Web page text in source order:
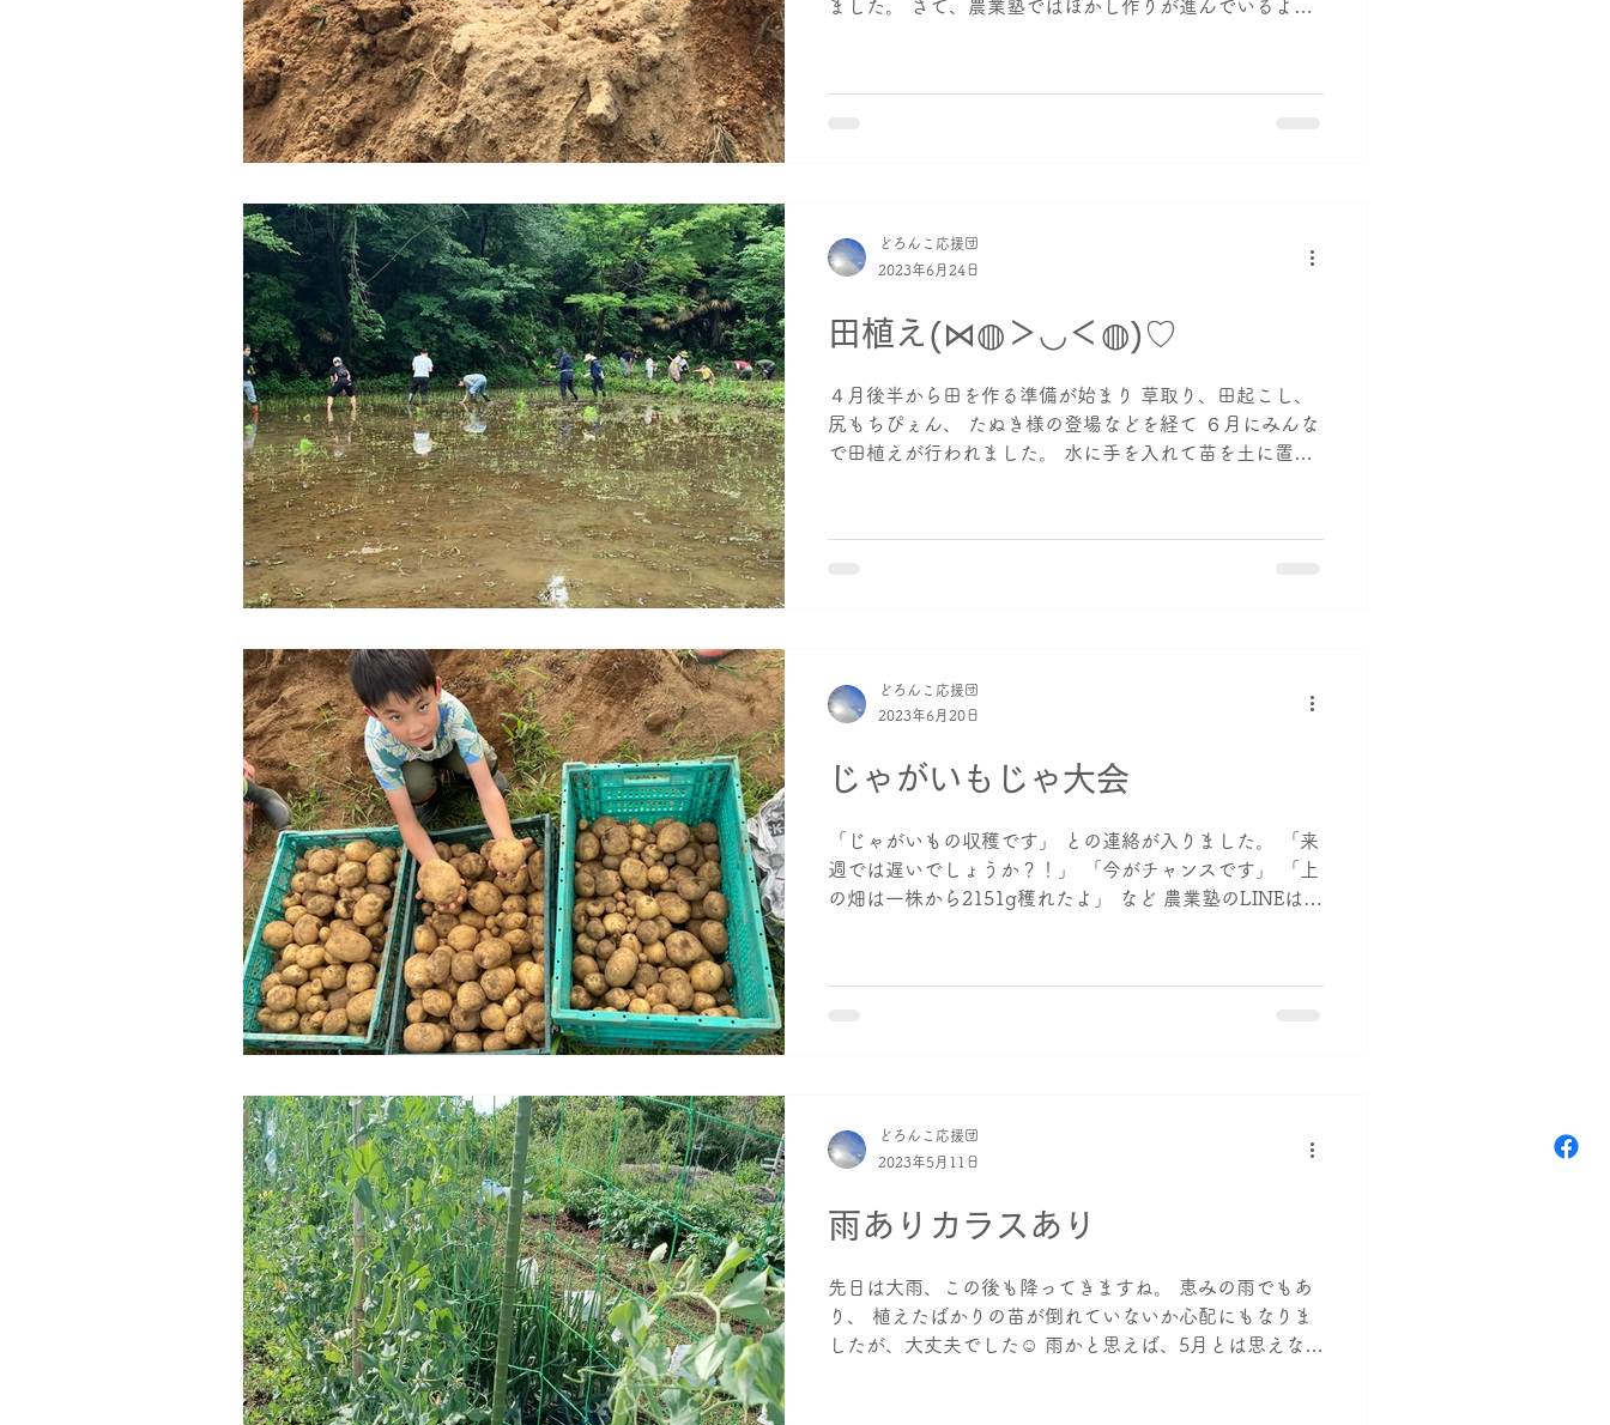
ました。 さて、農業塾ではぼかし作りが進んでいるよう
田植え(⋈◍＞◡＜◍)♡
４月後半から田を作る準備が始まり 草取り、田起こし、
尻もちぴぇん、 たぬき様の登場などを経て ６月にみんな
で田植えが行われました。 水に手を入れて苗を土に置い
どろんこ応援団
2023年6月24日
じゃがいもじゃ大会
「じゃがいもの収穫です」 との連絡が入りました。 「来
週では遅いでしょうか？！」 「今がチャンスです」 「上
の畑は一株から2151g穫れたよ」 など 農業塾のLINEはい
どろんこ応援団
2023年6月20日
雨ありカラスあり
先日は大雨、この後も降ってきますね。 恵みの雨でもあ
り、 植えたばかりの苗が倒れていないか心配にもなりま
したが、大丈夫でした☺ 雨かと思えば、5月とは思えない
どろんこ応援団
2023年5月11日